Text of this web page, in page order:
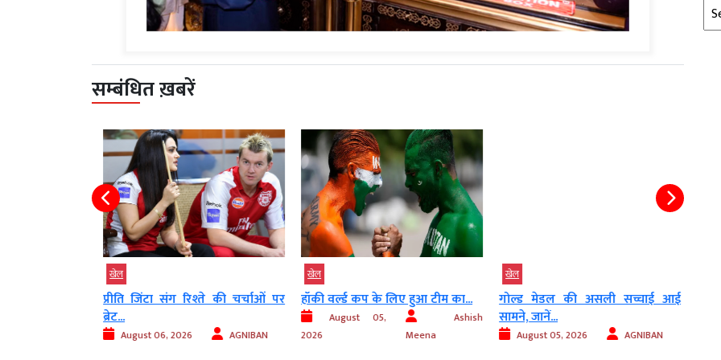
सम्बंधित ख़बरें
खेल
प्रीति जिंटा संग रिश्ते की चर्चाओं पर
ब्रेट...
August 06, 2026 AGNIBAN
खेल
हॉकी वर्ल्ड कप के लिए हुआ टीम का...
August 05,
2026
Ashish
Meena
खेल
गोल्ड मेडल की असली सच्चाई आई
सामने, जानें...
August 05, 2026 AGNIBAN